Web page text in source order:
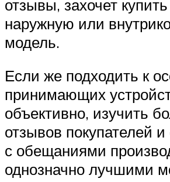
отзывы, захочет
наружную или
модель.
Если же подходить к
принимающих
объективно, изучить
отзывов покупателей
с обещаниями
однозначно лучшими